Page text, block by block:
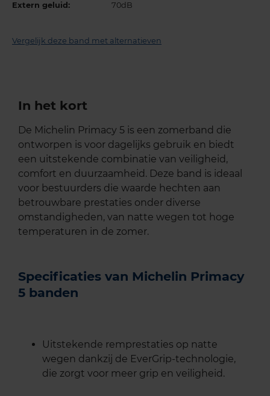
Extern geluid: 70dB
Vergelijk deze band met alternatieven
In het kort
De Michelin Primacy 5 is een zomerband die
ontworpen is voor dagelijks gebruik en biedt
een uitstekende combinatie van veiligheid,
comfort en duurzaamheid. Deze band is ideaal
voor bestuurders die waarde hechten aan
betrouwbare prestaties onder diverse
omstandigheden, van natte wegen tot hoge
temperaturen in de zomer.
Specificaties van Michelin Primacy
5 banden
Uitstekende remprestaties op natte
wegen dankzij de EverGrip-technologie,
die zorgt voor meer grip en veiligheid.